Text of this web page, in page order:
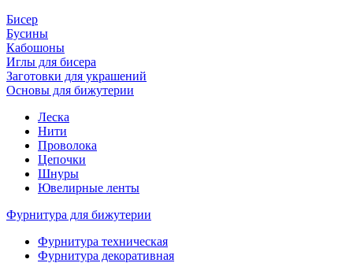
Бисер
Бусины
Кабошоны
Иглы для бисера
Заготовки для украшений
Основы для бижутерии
Леска
Нити
Проволока
Цепочки
Шнуры
Ювелирные ленты
Фурнитура для бижутерии
Фурнитура техническая
Фурнитура декоративная